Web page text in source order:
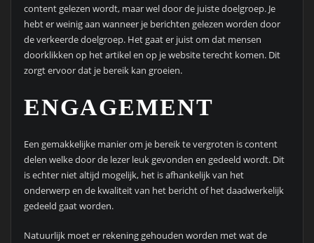
content gelezen wordt, maar wel door de juiste doelgroep. Je
hebt er weinig aan wanneer je berichten gelezen worden door
de verkeerde doelgroep. Het gaat er juist om dat mensen
doorklikken op het artikel en op je website terecht komen. Dit
zorgt ervoor dat je bereik kan groeien.
ENGAGEMENT
Een gemakkelijke manier om je bereik te vergroten is content
delen welke door de lezer leuk gevonden en gedeeld wordt. Dit
is echter niet altijd mogelijk, het is afhankelijk van het
onderwerp en de kwaliteit van het bericht of het daadwerkelijk
gedeeld gaat worden.
Natuurlijk moet er rekening gehouden worden met wat de